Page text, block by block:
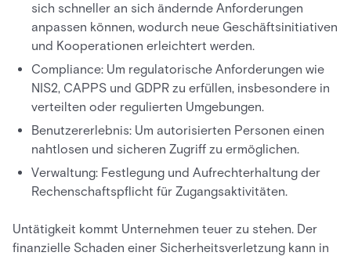
sich schneller an sich ändernde Anforderungen
anpassen können, wodurch neue Geschäftsinitiativen
und Kooperationen erleichtert werden.
Compliance: Um regulatorische Anforderungen wie
NIS2, CAPPS und GDPR zu erfüllen, insbesondere in
verteilten oder regulierten Umgebungen.
Benutzererlebnis: Um autorisierten Personen einen
nahtlosen und sicheren Zugriff zu ermöglichen.
Verwaltung: Festlegung und Aufrechterhaltung der
Rechenschaftspflicht für Zugangsaktivitäten.
Untätigkeit kommt Unternehmen teuer zu stehen. Der
finanzielle Schaden einer Sicherheitsverletzung kann in